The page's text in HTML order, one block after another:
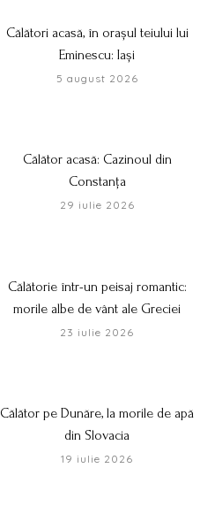
Călători acasă, în orașul teiului lui
Eminescu: Iași
5 august 2026
Călător acasă: Cazinoul din
Constanța
29 iulie 2026
Călătorie într-un peisaj romantic:
morile albe de vânt ale Greciei
23 iulie 2026
Călător pe Dunăre, la morile de apă
din Slovacia
19 iulie 2026